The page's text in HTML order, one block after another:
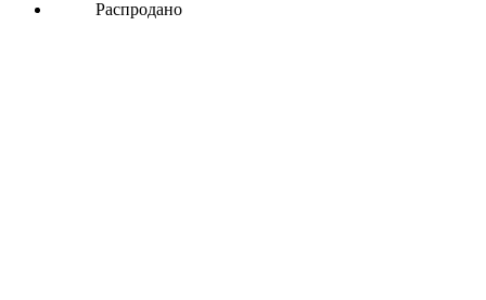
Распродано